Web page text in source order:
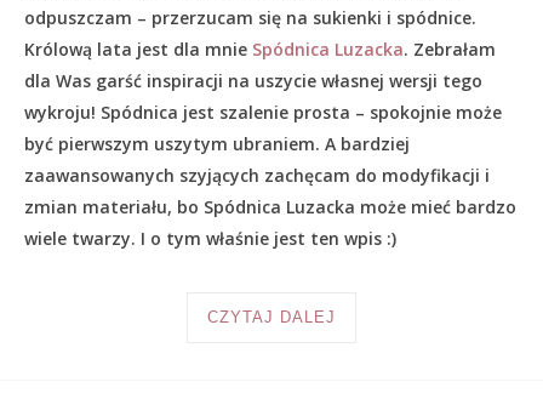
odpuszczam – przerzucam się na sukienki i spódnice.
Królową lata jest dla mnie Spódnica Luzacka. Zebrałam
dla Was garść inspiracji na uszycie własnej wersji tego
wykroju! Spódnica jest szalenie prosta – spokojnie może
być pierwszym uszytym ubraniem. A bardziej
zaawansowanych szyjących zachęcam do modyfikacji i
zmian materiału, bo Spódnica Luzacka może mieć bardzo
wiele twarzy. I o tym właśnie jest ten wpis :)
CZYTAJ DALEJ